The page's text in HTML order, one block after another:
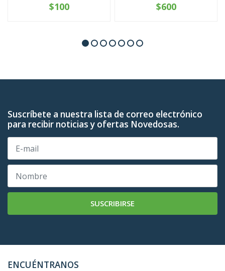
$100 $600
Suscríbete a nuestra lista de correo electrónico
para recibir noticias y ofertas Novedosas.
SUSCRIBIRSE
ENCUÉNTRANOS